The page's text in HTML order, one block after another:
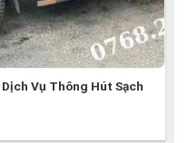
Vụ Thông Hút Sạch